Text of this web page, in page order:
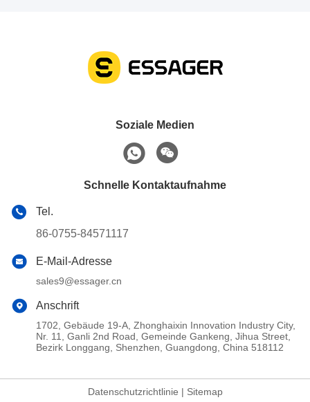
Soziale Medien
Schnelle Kontaktaufnahme
Tel.
86-0755-84571117
E-Mail-Adresse
sales9@essager.cn
Anschrift
1702, Gebäude 19-A, Zhonghaixin Innovation Industry City,
Nr. 11, Ganli 2nd Road, Gemeinde Gankeng, Jihua Street,
Bezirk Longgang, Shenzhen, Guangdong, China 518112
Datenschutzrichtlinie | Sitemap